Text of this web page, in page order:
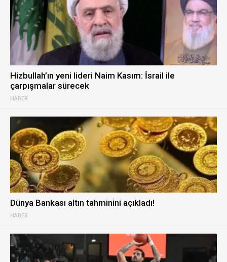
HABER
Hizbullah’ın yeni lideri Naim Kasım: İsrail ile
çarpışmalar sürecek
HABER
Dünya Bankası altın tahminini açıkladı!